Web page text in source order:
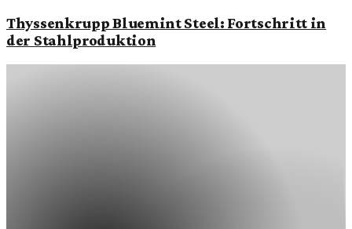
Thyssenkrupp Bluemint Steel: Fortschritt in
der Stahlproduktion